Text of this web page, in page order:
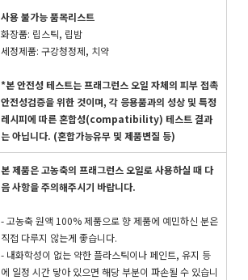
사용 불가능 품목리스트
화장품: 립스틱, 립밤
세정제품: 구강청정제, 치약
*본 안전성 테스트는 프래그런스 오일 자체의 피부 접촉
안전성검증을 위한 것이며, 각 응용품과의 성상 및 특정
레시피에 따른 혼합성(compatibility) 테스트 결과
는 아닙니다. (혼합가능유무 및 제품변질 등)
본 제품은 고농축의 프래그런스 오일로 사용하실 때 다
음 사항을 주의해주시기 바랍니다.
- 고농축 원액 100% 제품으로 향 제품에 예민하신 분은
직접 다루지 않는게 좋습니다.
- 내화학성이 없는 약한 플라스틱이나 페인트, 유지 등
에 일정 시간 닿아 있으면 해당 부분이 파손될 수 있습니